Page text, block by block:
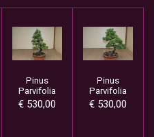
Pinus
Parvifolia
€ 530,00
Pinus
Parvifolia
€ 530,00